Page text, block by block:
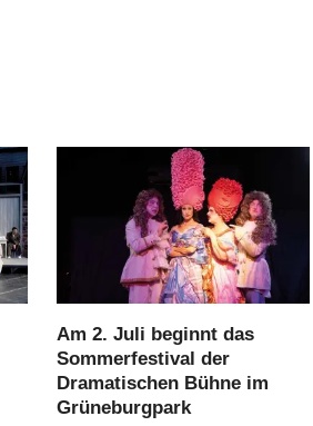
Am 2. Juli beginnt das
Sommerfestival der
Dramatischen Bühne im
Grüneburgpark